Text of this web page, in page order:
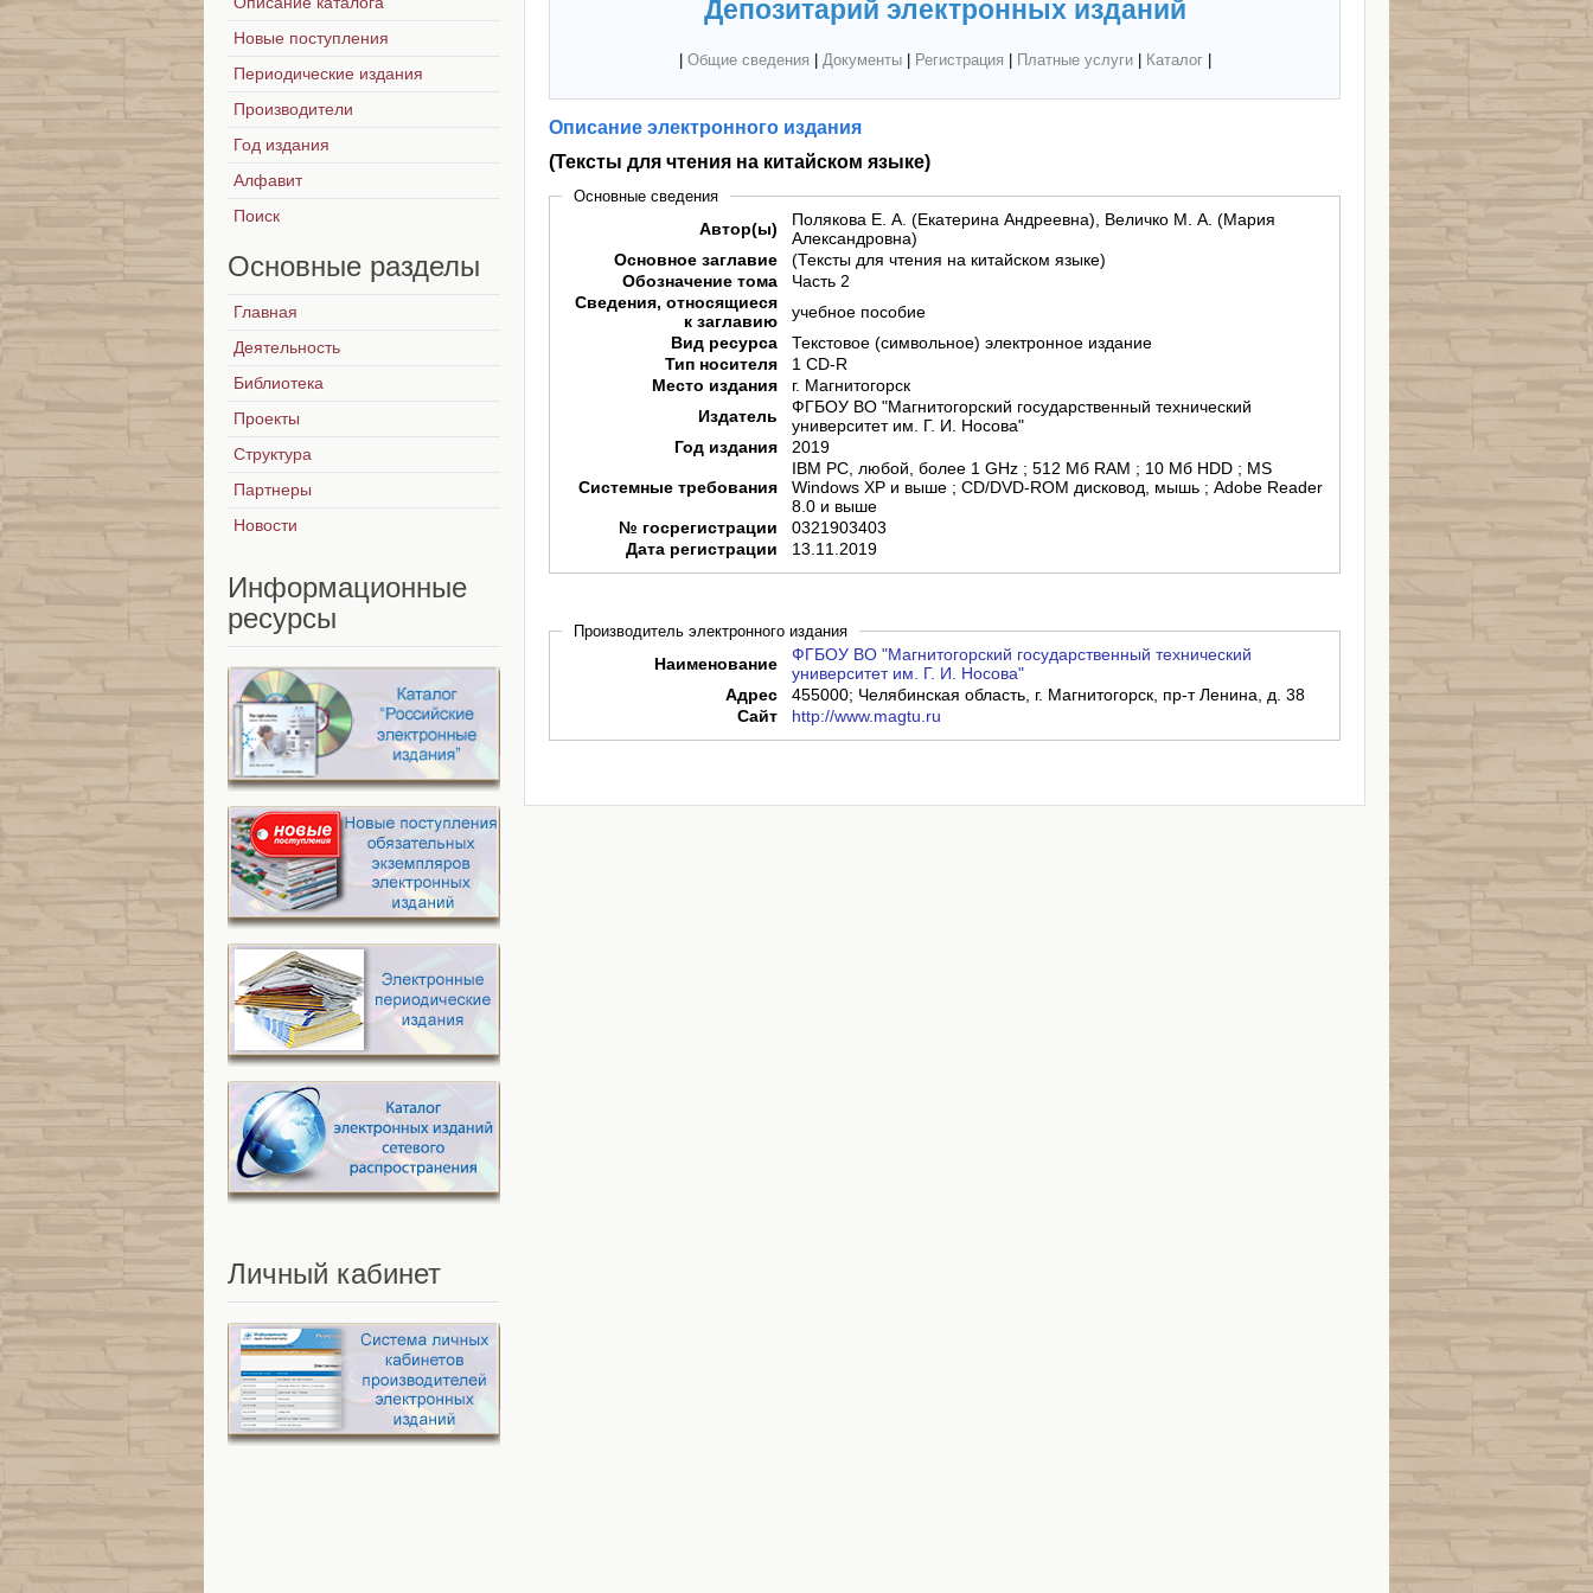
Депозитарий электронных изданий
Общие сведения Документы| Регистрация Платные услуги| Каталог|
Описание электронного издания
(Тексты для чтения на китайском языке)
Основные сведения
Автор(ы)
Полякова Е. А. (Екатерина Андреевна), Величко М. А. (Мария
Александровна)
Основное заглавие
(Тексты для чтения на китайском языке)
Обозначение тома
Часть 2
Сведения, относящиеся
к заглавию
учебное пособие
Вид ресурса
Текстовое (символьное) электронное издание
Тип носителя
1 CD-R
Место издания
г. Магнитогорск
Издатель
ФГБОУ ВО "Магнитогорский государственный технический
университет им. Г. И. Носова"
Год издания
2019
Системные требования
IBM PC, любой, более 1 GHz ; 512 Мб RAM ; 10 Мб HDD ; MS
Windows XP и выше ; CD/DVD-ROM дисковод, мышь ; Adobe Reader
8.0 и выше
№ госрегистрации
0321903403
Дата регистрации
13.11.2019
Производитель электронного издания
Наименование
ФГБОУ ВО "Магнитогорский государственный технический
университет им. Г. И. Носова"
Адрес
455000; Челябинская область, г. Магнитогорск, пр-т Ленина, д. 38
Сайт
http://www.magtu.ru
Новые поступления
Периодические издания
Производители
Год издания
Алфавит
Поиск
Основные разделы
Главная
Деятельность
Библиотека
Проекты
Структура
Партнеры
Новости
Информационные
ресурсы
Личный кабинет